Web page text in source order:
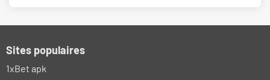
Sites populaires
1xBet apk